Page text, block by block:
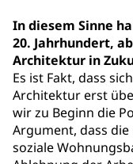
In diesem Sinne
20. Jahrhundert,
Architektur in
Es ist Fakt, dass
Architektur erst
wir zu Beginn die
Argument, dass
soziale